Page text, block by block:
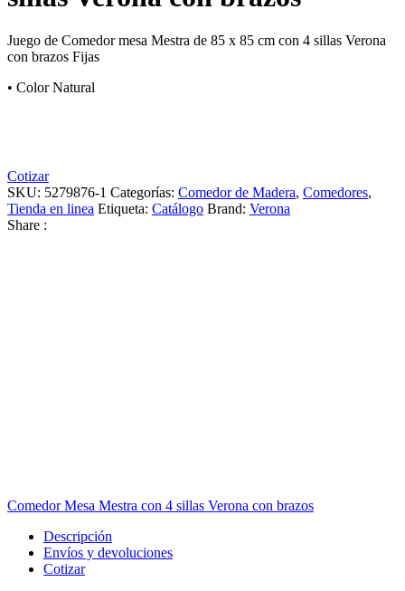
Juego de Comedor mesa Mestra de 85 x 85 cm con 4 sillas Verona
con brazos Fijas
• Color Natural
Cotizar
SKU: 5279876-1 Categorías: Comedor de Madera, Comedores,
Tienda en linea Etiqueta: Catálogo Brand: Verona
Share :
Comedor Mesa Mestra con 4 sillas Verona con brazos
Descripción
Envíos y devoluciones
Cotizar